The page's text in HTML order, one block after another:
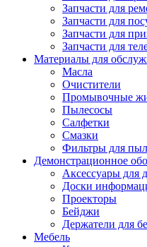
Запчасти для
Запчасти для
Запчасти для
Запчасти для
Материалы для
Масла
Очистители
Промывочные
Пылесосы
Салфетки
Смазки
Фильтры для
Демонстрационное
Аксессуары для
Доски
Проекторы
Бейджи
Держатели для
Мебель